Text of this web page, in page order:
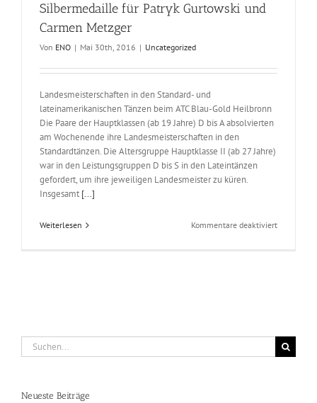
Silbermedaille für Patryk Gurtowski und Carmen
Silbermedaille für Patryk Gurtowski und
Carmen Metzger
Von ENO | Mai 30th, 2016 | Uncategorized
Landesmeisterschaften in den Standard- und
lateinamerikanischen Tänzen beim ATC Blau-Gold Heilbronn
Die Paare der Hauptklassen (ab 19 Jahre) D bis A absolvierten
am Wochenende ihre Landesmeisterschaften in den
Standardtänzen. Die Altersgruppe Hauptklasse II (ab 27 Jahre)
war in den Leistungsgruppen D bis S in den Lateintänzen
gefordert, um ihre jeweiligen Landesmeister zu küren.
Insgesamt [...]
Weiterlesen Kommentare deaktiviertfür
Suche
nach:
Neueste Beiträge